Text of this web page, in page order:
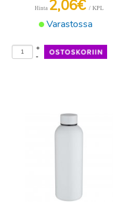
Varastossa
Hinta 2,06€ / KPL
-
+